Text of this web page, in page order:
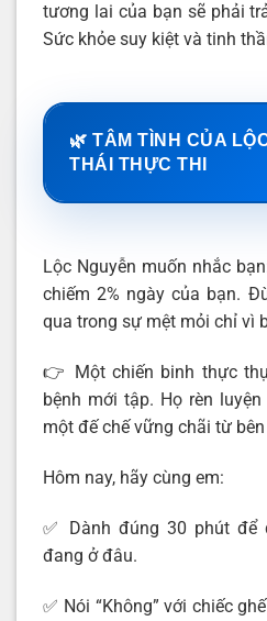
tương lai của bạn sẽ phải
Sức khỏe suy kiệt và tinh
🌿 TÂM TÌNH CỦA
THÁI THỰC THI
Lộc Nguyễn muốn nhắc
chiếm 2% ngày của bạn.
qua trong sự mệt mỏi chỉ vì
👉 Một chiến binh thực
bệnh mới tập. Họ rèn
một đế chế vững chãi từ
Hôm nay, hãy cùng em:
✅ Dành đúng 30 phút để
đang ở đâu.
✅ Nói “Không” với chiếc